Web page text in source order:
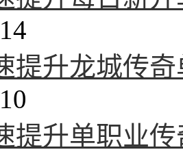
提升龙城传
提升单职业